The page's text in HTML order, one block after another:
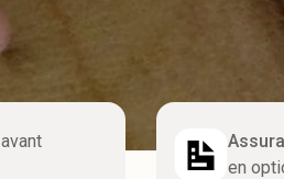
avant
en